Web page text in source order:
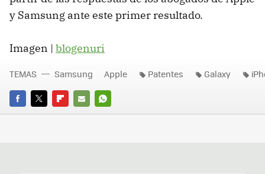
y Samsung ante este primer resultado.
Imagen | blogenuri
FACEBOOK
TWITTERFLIPBOARD
E-
WHATSAPP
TEMAS Samsung Apple Patentes Galaxy